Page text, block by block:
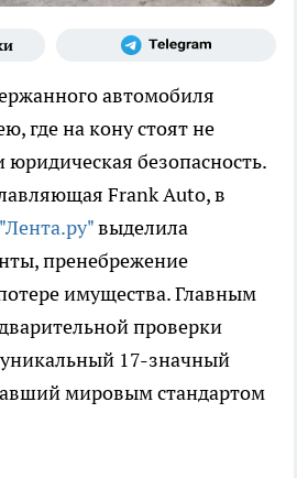
автомобиля
где на кону стоят не
юридическая безопасность.
Frank Auto, в
"Лента.ру"выделила
пренебрежение
имущества. Главным
проверки
уникальный 17-значный
мировым стандартом